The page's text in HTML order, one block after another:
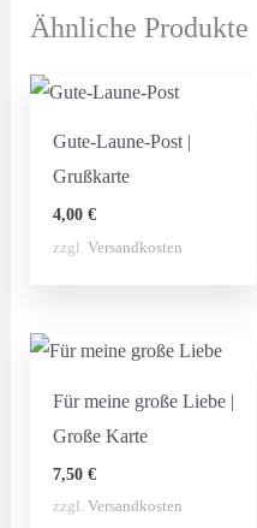
Ähnliche Produkte
Gute-Laune-Post |
Grußkarte
4,00 €
zzgl. Versandkosten
Für meine große Liebe |
Große Karte
7,50 €
zzgl. Versandkosten